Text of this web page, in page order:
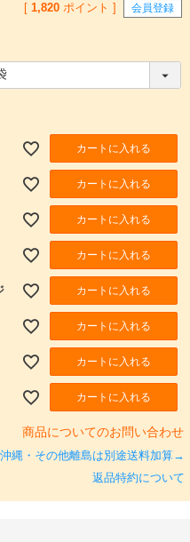
[ 1,820 ポイント ] 会員登録
カートに入れる
カートに入れる
カートに入れる
カートに入れる
カートに入れる
カートに入れる
カートに入れる
カートに入れる
商品についてのお問い合わせ
縄・その他離島は別途送料加算→
返品特約について